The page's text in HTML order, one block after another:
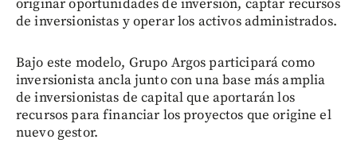
originar oportunidades de inversión, captar recursos
de inversionistas y operar los activos administrados.
Bajo este modelo, Grupo Argos participará como
inversionista ancla junto con una base más amplia
de inversionistas de capital que aportarán los
recursos para financiar los proyectos que origine el
nuevo gestor.